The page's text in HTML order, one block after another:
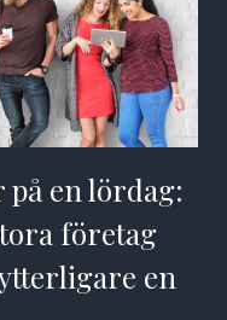
på en lördag:
företag
en